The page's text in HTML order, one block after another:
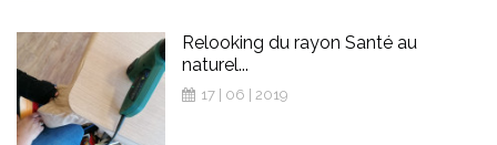
Relooking du rayon Santé au
naturel...
17 | 06 | 2019